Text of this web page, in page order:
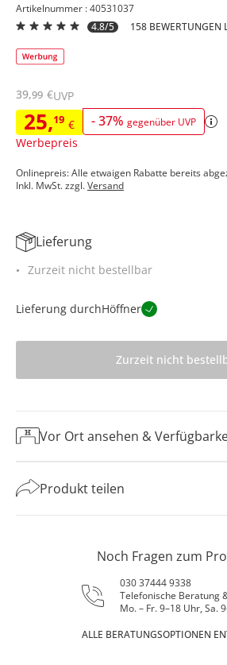
Artikelnummer : 40531037
4.8/5
158 BEWERTUNGEN
25,19 € -37% gegenüber UVP
Werbepreis
39,99 €UVP
Onlinepreis: Alle etwaigen Rabatte bereits
Inkl. MwSt. zzgl.Versand
Lieferung
Zurzeit nicht bestellbar
Lieferung durchHöffner
Zurzeit nicht
Vor Ort ansehen &
Produkt teilen
Noch Fragen zum
030 37444 9338
Telefonische Beratung
Mo. – Fr. 9–18 Uhr, Sa.
ALLE BERATUNGSOPTIONEN